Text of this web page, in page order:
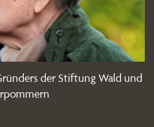
der Stiftung Wald und